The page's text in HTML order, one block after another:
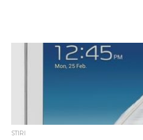
STIRI